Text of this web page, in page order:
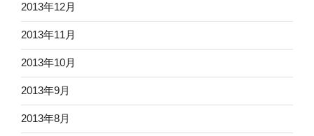
2013年12月
2013年11月
2013年10月
2013年9月
2013年8月